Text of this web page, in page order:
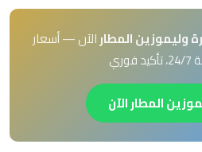
EN
AR
وليموزين المطارالآن — أسعار
المطار الآن